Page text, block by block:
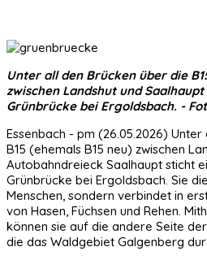
Unter all den Brücken über die
zwischen Landshut und
Grünbrücke bei Ergoldsbach. -
Essenbach - pm (26.05.2026)
B15 (ehemals B15 neu) zwischen
Autobahndreieck Saalhaupt sticht
Grünbrücke bei Ergoldsbach. Sie
Menschen, sondern verbindet in
von Hasen, Füchsen und Rehen.
können sie auf die andere Seite
die das Waldgebiet Galgenberg